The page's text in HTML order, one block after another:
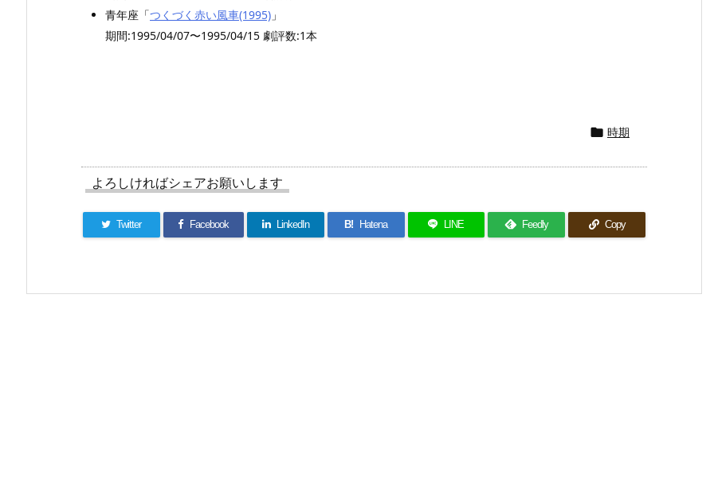
青年座「つくづく赤い風車(1995) 」
期間:1995/04/07〜1995/04/15 劇評数:1本
 時期
よろしければシェアお願いします
Twitter Facebook LinkedIn B! Hatena LINE Feedly Copy